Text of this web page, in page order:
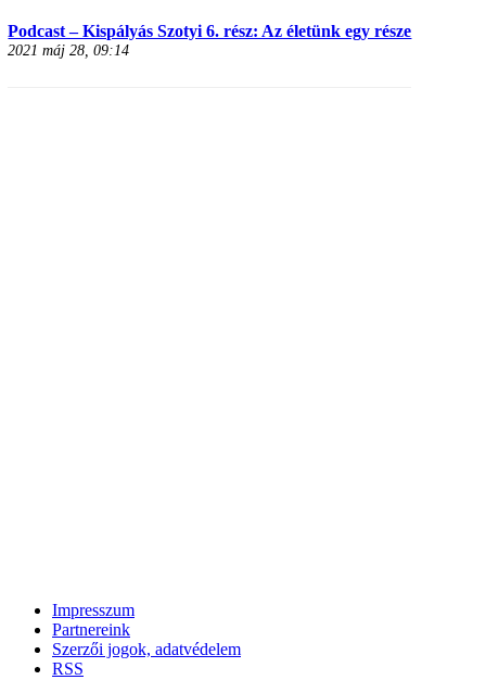
Podcast – Kispályás Szotyi 6. rész: Az életünk egy része
2021 máj 28, 09:14
Impresszum
Partnereink
Szerzői jogok, adatvédelem
RSS